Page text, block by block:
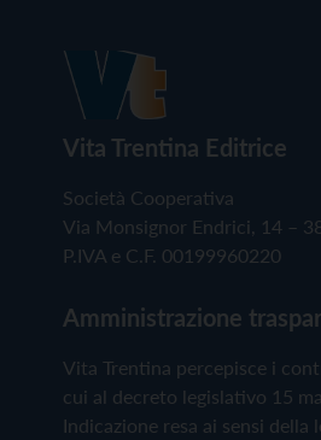
Vita Trentina Editrice
Società Cooperativa
Via Monsignor Endrici, 14 –
P.IVA e C.F. 00199960220
Amministrazione
Vita Trentina percepisce i
cui al decreto legislativo 15
Indicazione resa ai sensi della